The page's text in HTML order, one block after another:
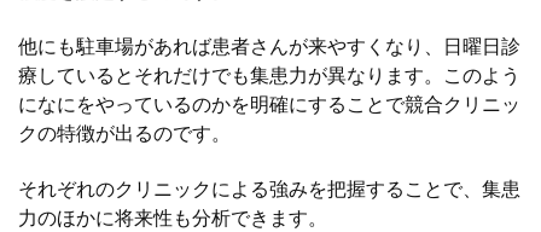
他にも駐車場があれば患者さんが来やすくなり、日曜日診
療しているとそれだけでも集患力が異なります。このよう
になにをやっているのかを明確にすることで競合クリニッ
クの特徴が出るのです。
それぞれのクリニックによる強みを把握することで、集患
力のほかに将来性も分析できます。